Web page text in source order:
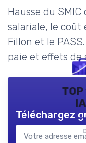
Hausse du
salariale, le coût
Fillon et le
paie et effets de
Téléchargez